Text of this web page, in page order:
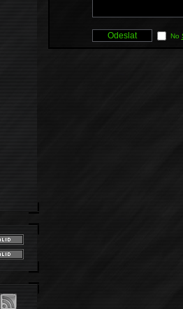
No